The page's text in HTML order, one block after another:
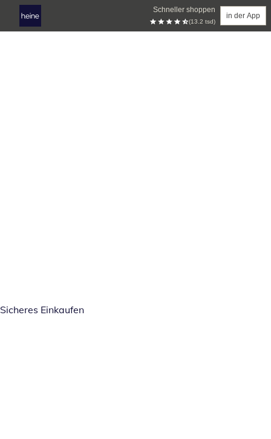
Schneller shoppen
(13.2 tsd)
in der App
Sicheres Einkaufen